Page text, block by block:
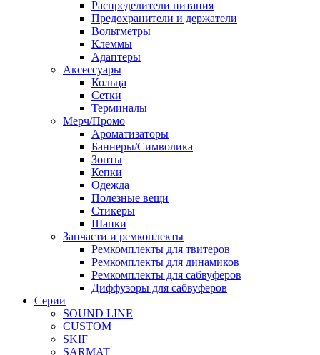
Распределители питания
Предохранители и держатели
Вольтметры
Клеммы
Адаптеры
Аксессуары
Кольца
Сетки
Терминалы
Мерч/Промо
Ароматизаторы
Баннеры/Символика
Зонты
Кепки
Одежда
Полезные вещи
Стикеры
Шапки
Запчасти и ремкоплекты
Ремкомплекты для твитеров
Ремкомплекты для динамиков
Ремкомплекты для сабвуферов
Диффузоры для сабвуферов
Серии
SOUND LINE
CUSTOM
SKIF
SARMAT